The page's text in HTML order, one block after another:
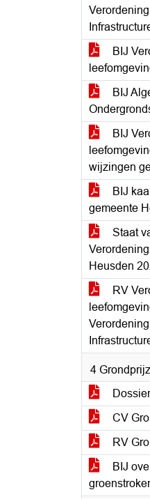
BIJ
BIJ
BIJ
wijzingen
BIJ
gemeente
Staat
Heusden
RV
4
CV
RV
BIJ